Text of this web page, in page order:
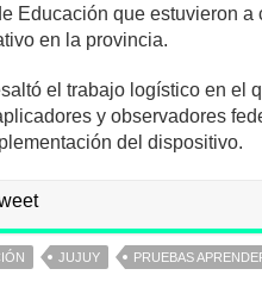
Educación que estuvieron
en la provincia.
el trabajo logístico en el
y observadores
del dispositivo.
JUJUY PRUEBAS